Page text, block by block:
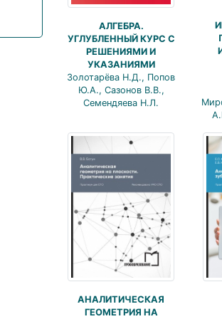
АЛГЕБРА.
УГЛУБЛЕННЫЙ КУРС С
РЕШЕНИЯМИ И
УКАЗАНИЯМИ
Золотарёва Н.Д., Попов
Ю.А., Сазонов В.В.,
Семендяева Н.Л.
АНАЛИТИЧЕСКАЯ
ГЕОМЕТРИЯ НА